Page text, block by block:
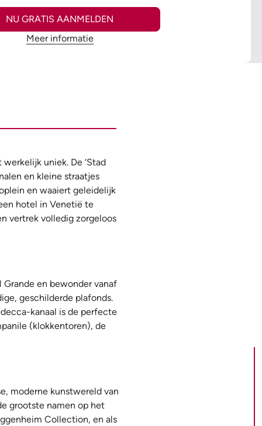
NU GRATIS AANMELDEN
Meer informatie
uniek. De ‘Stad
en kleine straatjes
en waaiert geleidelijk
hotel in Venetië te
vertrek volledig zorgeloos
Grande en bewonder vanaf
geschilderde plafonds.
kanaal is de perfecte
(klokkentoren), de
moderne kunstwereld van
grootste namen op het
Collection, en als